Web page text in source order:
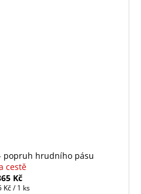
- popruh hrudního pásu
cestě
Kč
Kč / 1 ks